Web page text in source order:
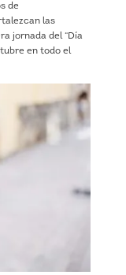
de
las
jornada del “Día
en todo el